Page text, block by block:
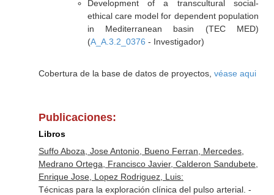
Development of a transcultural social-
ethical care model for dependent population
in Mediterranean basin (TEC MED)
(A_A.3.2_0376 - Investigador)
Cobertura de la base de datos de proyectos, véase aqui
Publicaciones:
Libros
Suffo Aboza, Jose Antonio, Bueno Ferran, Mercedes,
Medrano Ortega, Francisco Javier, Calderon Sandubete,
Enrique Jose, Lopez Rodriguez, Luis:
Técnicas para la exploración clínica del pulso arterial. -